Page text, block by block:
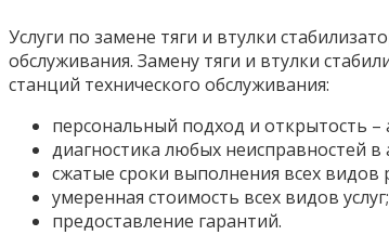
Услуги по замене тяги и втулки
обслуживания. Замену тяги и втулки
станций технического обслуживания:
персональный подход и открытость –
диагностика любых неисправностей
сжатые сроки выполнения всех видов
умеренная стоимость всех видов услуг;
предоставление гарантий.